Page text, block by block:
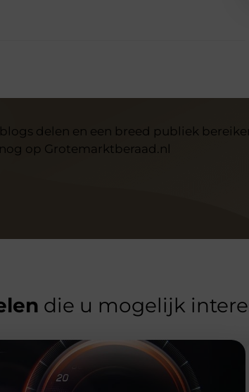
delen en een breed publiek
op Grotemarktberaad.nl
die u mogelijk